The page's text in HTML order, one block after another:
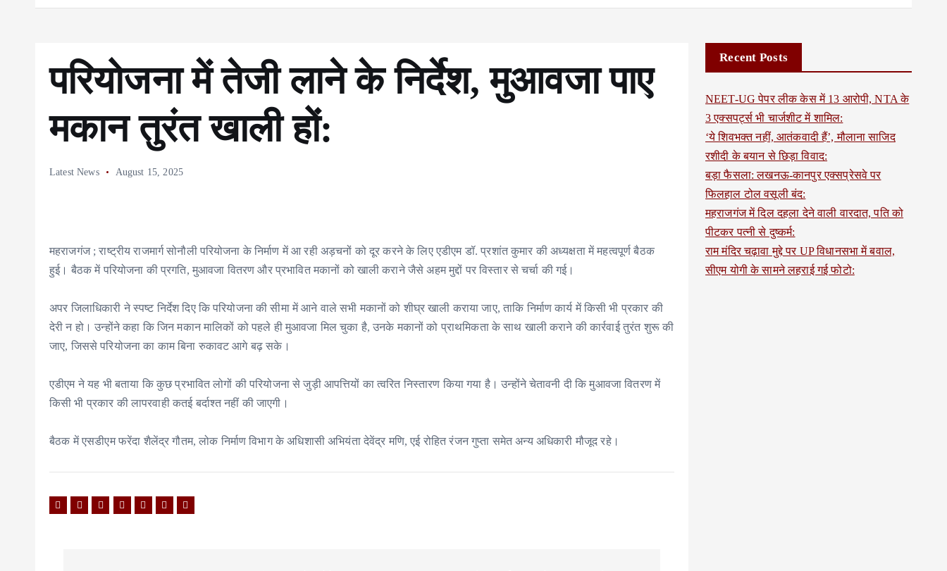
परियोजना में तेजी लाने के निर्देश, मुआवजा पाए
मकान तुरंत खाली हों:
Latest News August 15, 2025
महराजगंज ; राष्ट्रीय राजमार्ग सोनौली परियोजना के निर्माण में आ रही अड़चनों को दूर करने के लिए एडीएम डॉ. प्रशांत कुमार की अध्यक्षता में महत्वपूर्ण बैठक
हुई। बैठक में परियोजना की प्रगति, मुआवजा वितरण और प्रभावित मकानों को खाली कराने जैसे अहम मुद्दों पर विस्तार से चर्चा की गई।
अपर जिलाधिकारी ने स्पष्ट निर्देश दिए कि परियोजना की सीमा में आने वाले सभी मकानों को शीघ्र खाली कराया जाए, ताकि निर्माण कार्य में किसी भी प्रकार की
देरी न हो। उन्होंने कहा कि जिन मकान मालिकों को पहले ही मुआवजा मिल चुका है, उनके मकानों को प्राथमिकता के साथ खाली कराने की कार्रवाई तुरंत शुरू की
जाए, जिससे परियोजना का काम बिना रुकावट आगे बढ़ सके।
एडीएम ने यह भी बताया कि कुछ प्रभावित लोगों की परियोजना से जुड़ी आपत्तियों का त्वरित निस्तारण किया गया है। उन्होंने चेतावनी दी कि मुआवजा वितरण में
किसी भी प्रकार की लापरवाही कतई बर्दाश्त नहीं की जाएगी।
बैठक में एसडीएम फरेंदा शैलेंद्र गौतम, लोक निर्माण विभाग के अधिशासी अभियंता देवेंद्र मणि, एई रोहित रंजन गुप्ता समेत अन्य अधिकारी मौजूद रहे।
Recent Posts
NEET-UG पेपर लीक केस में 13 आरोपी, NTA के
3 एक्सपर्ट्स भी चार्जशीट में शामिल:
‘ये शिवभक्त नहीं, आतंकवादी हैं’, मौलाना साजिद
रशीदी के बयान से छिड़ा विवाद:
बड़ा फैसला: लखनऊ-कानपुर एक्सप्रेसवे पर
फिलहाल टोल वसूली बंद:
महराजगंज में दिल दहला देने वाली वारदात, पति को
पीटकर पत्नी से दुष्कर्म:
राम मंदिर चढ़ावा मुद्दे पर UP विधानसभा में बवाल,
सीएम योगी के सामने लहराई गई फोटो: